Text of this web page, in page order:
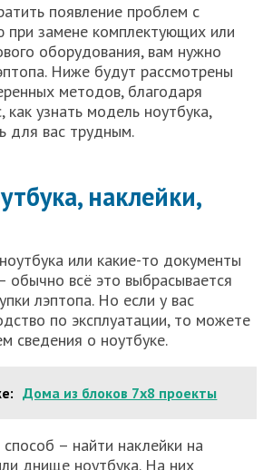
появление проблем с
при замене комплектующих или
оборудования, вам нужно
Ниже будут рассмотрены
методов, благодаря
как узнать модель ноутбука,
для вас трудным.
наклейки,
или какие-то документы
всё это выбрасывается
лэптопа. Но если у вас
по эксплуатации, то можете
сведения о ноутбуке.
Дома из блоков 7х8 проекты
– найти наклейки на
днище ноутбука. На них